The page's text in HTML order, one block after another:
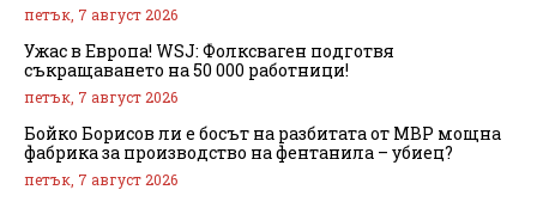
петък, 7 август 2026
Ужас в Европа! WSJ: Фолксваген подготвя
съкращаването на 50 000 работници!
петък, 7 август 2026
Бойко Борисов ли е босът на разбитата от МВР мощна
фабрика за производство на фентанила – убиец?
петък, 7 август 2026